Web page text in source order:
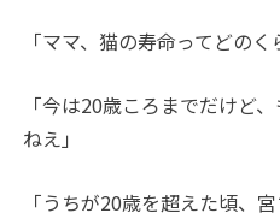
「ママ、猫の寿命ってどのく
「今は20歳ころまでだけど
ねえ」
「うちが20歳を超えた頃、